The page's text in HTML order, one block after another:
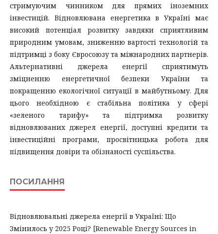
стримуючим чинником для прямих іноземних
інвестицій. Відновлювана енергетика в Україні має
високий потенціал розвитку завдяки сприятливим
природним умовам, зниженню вартості технологій та
підтримці з боку Євросоюзу та міжнародних партнерів.
Альтернативні джерела енергії сприятимуть
зміцненню енергетичної безпеки України та
покращенню екологічної ситуації в майбутньому. Для
цього необхідною є стабільна політика у сфері
«зеленого тарифу» та підтримка розвитку
відновлюваних джерел енергії, доступні кредити та
інвестиційні програми, просвітницька робота для
підвищення довіри та обізнаності суспільства.
ПОСИЛАННЯ
Відновлювальні джерела енергії в Україні: Що
Змінилось у 2025 Році? [Renewable Energy Sources in